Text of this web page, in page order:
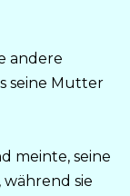
andere
seine Mutter
meinte, seine
sie